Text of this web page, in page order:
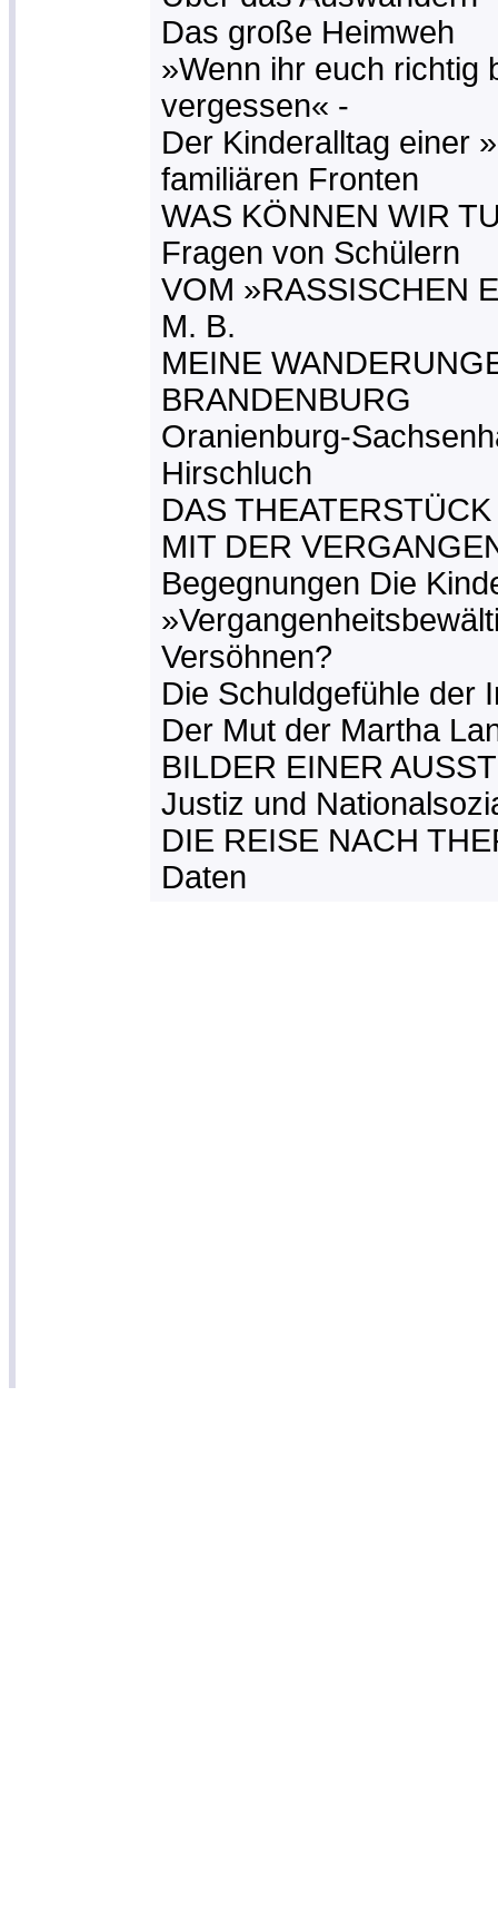
Das große Heimweh
»Wenn ihr euch richtig
vergessen« -
Der Kinderalltag einer
familiären Fronten
WAS KÖNNEN WIR
Fragen von Schülern
VOM »RASSISCHEN
M. B.
MEINE
BRANDENBURG
Oranienburg-
Hirschluch
DAS THEATERSTÜCK
MIT DER
Begegnungen Die
Versöhnen?
Die Schuldgefühle der
Der Mut der Martha
BILDER EINER
Justiz und
DIE REISE NACH
Daten